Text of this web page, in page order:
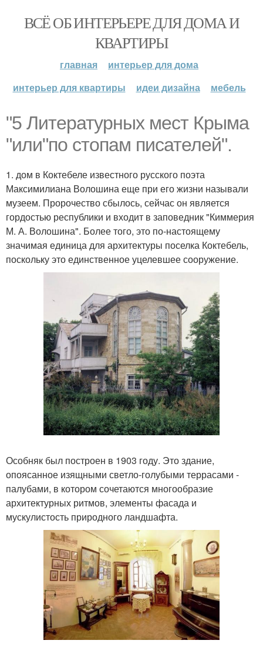
ВСЁ ОБ ИНТЕРЬЕРЕ ДЛЯ ДОМА И
КВАРТИРЫ
главная
интерьер для дома
интерьер для квартиры
идеи дизайна мебель
"5 Литературных мест Крыма
"или"по стопам писателей".
1. дом в Коктебеле известного русского поэта
Максимилиана Волошина еще при его жизни называли
музеем. Пророчество сбылось, сейчас он является
гордостью республики и входит в заповедник "Киммерия
М. А. Волошина". Более того, это по-настоящему
значимая единица для архитектуры поселка Коктебель,
поскольку это единственное уцелевшее сооружение.
Особняк был построен в 1903 году. Это здание,
опоясанное изящными светло-голубыми террасами -
палубами, в котором сочетаются многообразие
архитектурных ритмов, элементы фасада и
мускулистость природного ландшафта.